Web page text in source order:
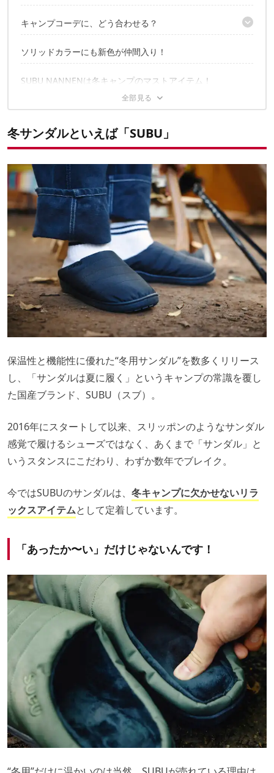
「あったか〜い」だけじゃないんです！
難燃モデルがキャンパーの心を鷲掴み！
鮮やかなボタニカル柄が登場！
キャンプコーデに、どう合わせる？
STYLE1 モノトーンコーデのアクセントに！
STYLE2 デニムスタイルでカジュアルに！
シューズケースもコーデのアクセントに最適！
ソリッドカラーにも新色が仲間入り！
SUBU NANNENは冬キャンプのマストアイテム！
冬サンダルといえば「SUBU」
保温性と機能性に優れた“冬用サンダル”を数多くリリース
し、「サンダルは夏に履く」というキャンプの常識を覆し
た国産ブランド、SUBU（スブ）。
2016年にスタートして以来、スリッポンのようなサンダル
感覚で履けるシューズではなく、あくまで「サンダル」と
いうスタンスにこだわり、わずか数年でブレイク。
今ではSUBUのサンダルは、 冬キャンプに欠かせないリラ
ックスアイテムとして定着しています。
「あったか〜い」だけじゃないんです！